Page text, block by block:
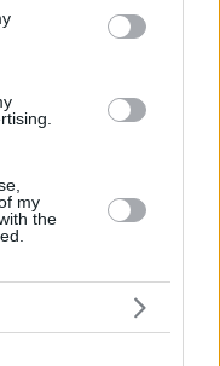
my
the
TIPPEK, TANÁCSOK